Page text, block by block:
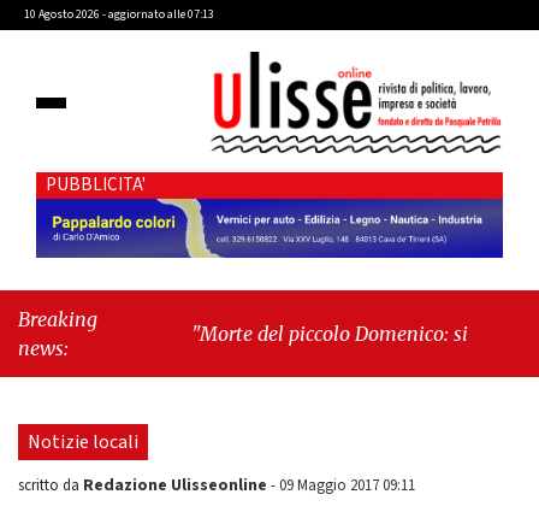
10 Agosto 2026 - aggiornato alle 07:13
PUBBLICITA'
Breaking
news:
"Morte del piccolo Domenico: si proseguirà
senso di comunità"
Notizie locali
scritto da Redazione Ulisseonline -09 Maggio 2017 09:11